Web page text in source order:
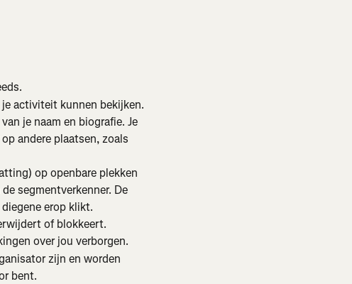
activiteit kunnen bekijken.
je naam en biografie. Je
andere plaatsen, zoals
op openbare plekken
segmentverkenner. De
erop klikt.
of blokkeert.
over jou verborgen.
zijn en worden
bent.